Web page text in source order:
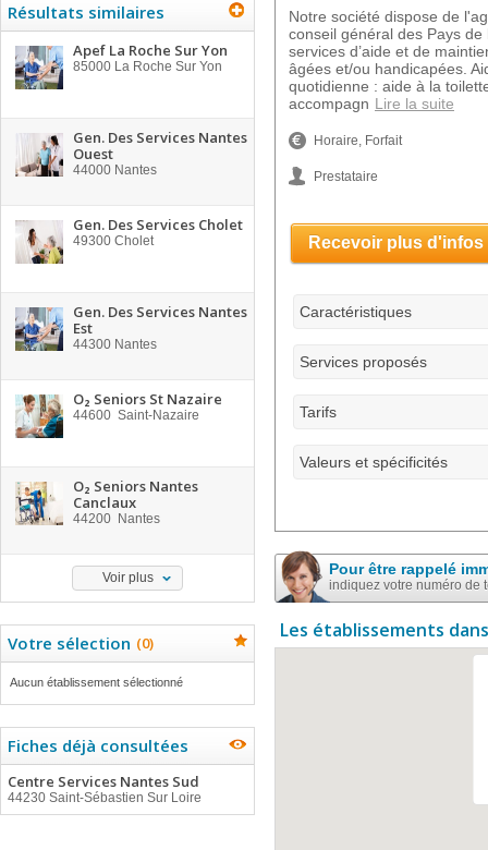
Résultats similaires
Apef La Roche Sur Yon
85000 La Roche Sur Yon
Gen. Des Services Nantes
Ouest
44000 Nantes
Gen. Des Services Cholet
49300 Cholet
Gen. Des Services Nantes
Est
44300 Nantes
O₂ Seniors St Nazaire
44600 Saint-Nazaire
O₂ Seniors Nantes
Canclaux
44200 Nantes
Voir plus
Votre sélection (0)
Aucun établissement sélectionné
Fiches déjà consultées
Centre Services Nantes Sud
44230 Saint-Sébastien Sur Loire
Notre société dispose de
conseil général des Pays
services d’aide et de
âgées et/ou handicapées.
quotidienne : aide à la
accompagn Lire la suite
Horaire, Forfait
Prestataire
Recevoir plus d'infos
Caractéristiques
Services proposés
Tarifs
Valeurs et spécificités
Pour être rappelé
indiquez votre numéro de
Les établissements